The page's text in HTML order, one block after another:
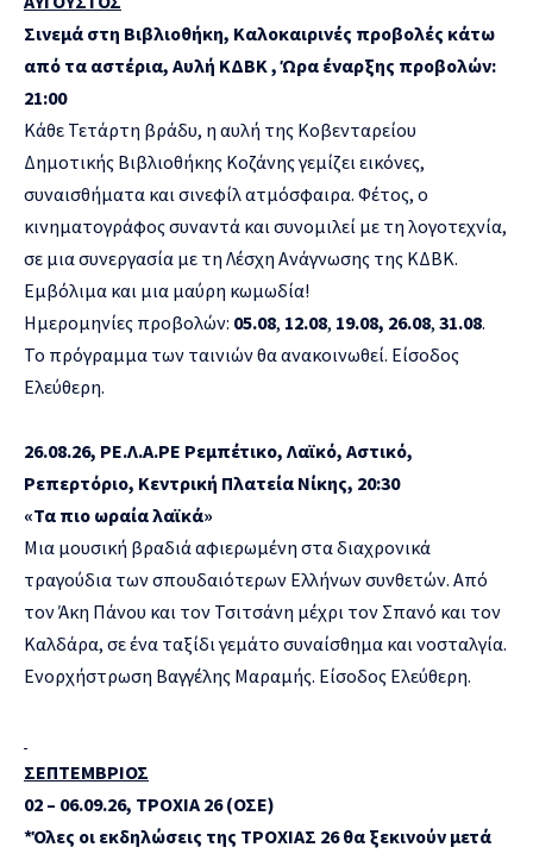
Σινεμά στη Βιβλιοθήκη, Καλοκαιρινές προβολές κάτω
από τα αστέρια, Αυλή ΚΔΒΚ , Ώρα έναρξης προβολών:
21:00
Κάθε Τετάρτη βράδυ, η αυλή της Κοβενταρείου
Δημοτικής Βιβλιοθήκης Κοζάνης γεμίζει εικόνες,
συναισθήματα και σινεφίλ ατμόσφαιρα. Φέτος, ο
κινηματογράφος συναντά και συνομιλεί με τη λογοτεχνία,
σε μια συνεργασία με τη Λέσχη Ανάγνωσης της ΚΔΒΚ.
Εμβόλιμα και μια μαύρη κωμωδία!
Ημερομηνίες προβολών: 05.08, 12.08, 19.08, 26.08, 31.08.
Το πρόγραμμα των ταινιών θα ανακοινωθεί. Είσοδος
Ελεύθερη.
26.08.26, ΡΕ.Λ.Α.ΡΕ Ρεμπέτικο, Λαϊκό, Αστικό,
Ρεπερτόριο, Κεντρική Πλατεία Νίκης, 20:30
«Τα πιο ωραία λαϊκά»
Μια μουσική βραδιά αφιερωμένη στα διαχρονικά
τραγούδια των σπουδαιότερων Ελλήνων συνθετών. Από
τον Άκη Πάνου και τον Τσιτσάνη μέχρι τον Σπανό και τον
Καλδάρα, σε ένα ταξίδι γεμάτο συναίσθημα και νοσταλγία.
Ενορχήστρωση Βαγγέλης Μαραμής. Είσοδος Ελεύθερη.
ΣΕΠΤΕΜΒΡΙΟΣ
02 – 06.09.26, ΤΡΟΧΙΑ 26 (ΟΣΕ)
*Όλες οι εκδηλώσεις της ΤΡΟΧΙΑΣ 26 θα ξεκινούν μετά